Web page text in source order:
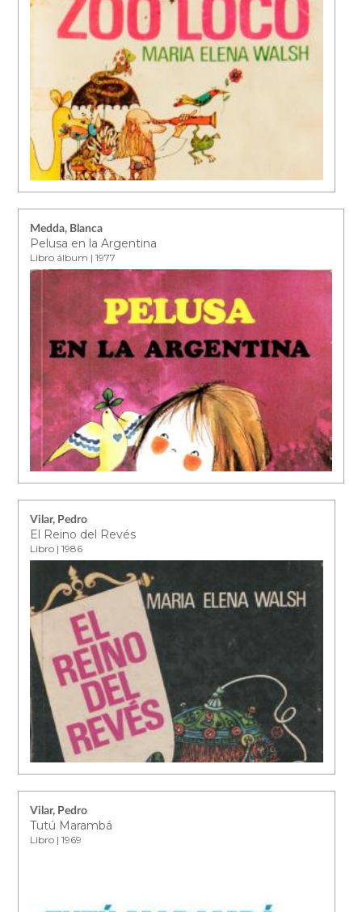
Medda, Blanca
Pelusa en la Argentina
Libro álbum | 1977
Vilar, Pedro
El Reino del Revés
Libro | 1986
Vilar, Pedro
Tutú Marambá
Libro | 1969